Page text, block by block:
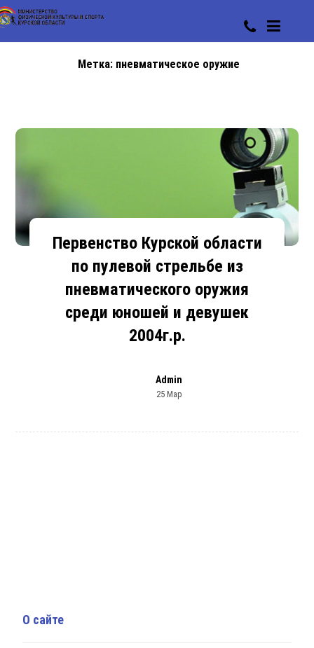
Метка: пневматическое оружие
Первенство Курской области
по пулевой стрельбе из
пневматического оружия
среди юношей и девушек
2004г.р.
Admin
25 Мар
О сайте